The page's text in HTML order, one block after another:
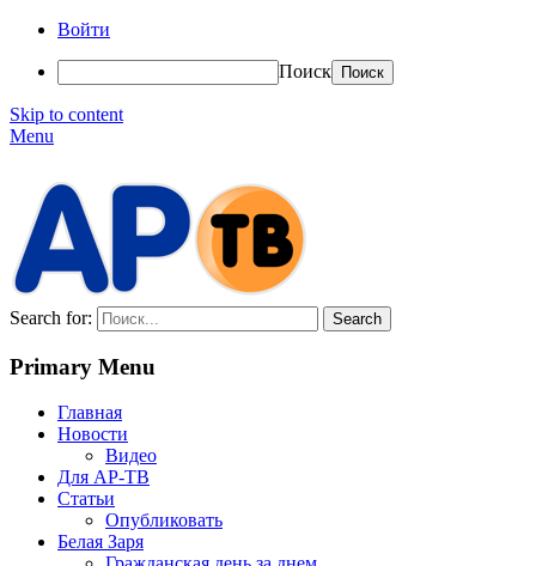
Войти
Поиск
Skip to content
Menu
Search for:
Primary Menu
Главная
Новости
Видео
Для АР-ТВ
Статьи
Опубликовать
Белая Заря